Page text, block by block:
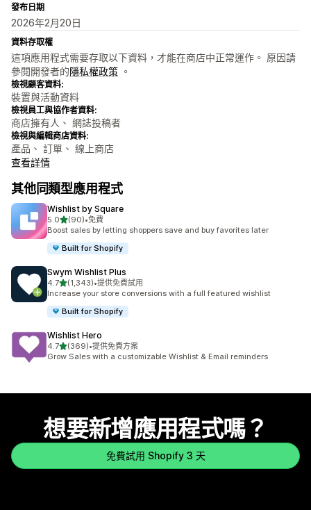
發布日期
2026年2月20日
資料存取權
這項應用程式需要存取以下資料，才能在商店中正常運作。 原因請
參閱開發者的隱私權政策 。
檢視顧客資料:
裝置與活動資料
檢視員工與協作者資料:
商店擁有人、 網誌投稿者
檢視與編輯商店資料:
產品、 訂單、 線上商店
查看詳情
其他同類型應用程式
Wishlist by Square
5.0滿分 5 顆星
(90)
共有 90 則評價
•免費
Boost sales by letting shoppers save and buy favorites later
Built for Shopify
Swym Wishlist Plus
4.7滿分 5 顆星
(1,343)
共有 1343 則評價
•提供免費試用
Increase your store conversions with a full featured wishlist
Built for Shopify
Wishlist Hero
4.7滿分 5 顆星
(369)
共有 369 則評價
•提供免費方案
Grow Sales with a customizable Wishlist & Email reminders
想要新增應用程式嗎？
免費試用 Shopify 3 天